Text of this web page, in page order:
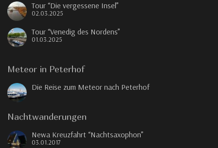
Tour “Die vergessene Insel”
02.03.2025
Tour “Venedig des Nordens”
01.03.2025
Meteor in Peterhof
Die Reise zum Meteor nach Peterhof
Nachtwanderungen
Newa Kreuzfahrt “Nachtsaxophon”
03.01.2017